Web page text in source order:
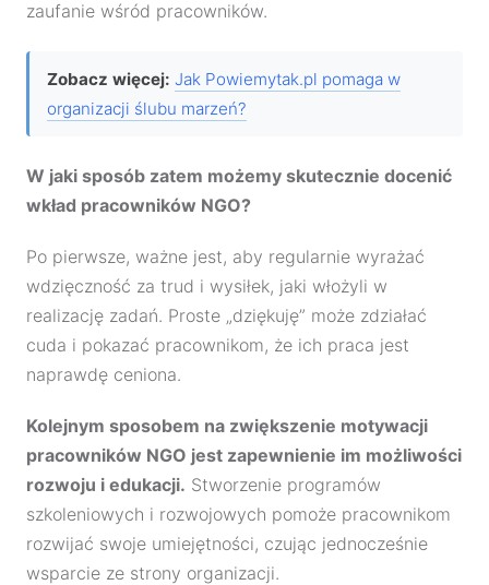
zaufanie wśród pracowników.
Zobacz więcej: Jak Powiemytak.pl pomaga w
organizacji ślubu marzeń?
W jaki sposób zatem możemy skutecznie docenić
wkład pracowników NGO?
Po pierwsze, ważne jest, aby regularnie wyrażać
wdzięczność za trud i wysiłek, jaki włożyli w
realizację zadań. Proste „dziękuję” może zdziałać
cuda i pokazać pracownikom, że ich praca jest
naprawdę ceniona.
Kolejnym sposobem na zwiększenie motywacji
pracowników NGO jest zapewnienie im możliwości
rozwoju i edukacji. Stworzenie programów
szkoleniowych i rozwojowych pomoże pracownikom
rozwijać swoje umiejętności, czując jednocześnie
wsparcie ze strony organizacji.